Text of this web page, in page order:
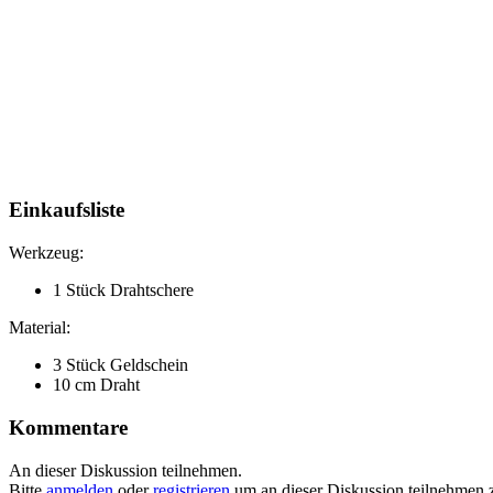
Einkaufsliste
Werkzeug:
1 Stück Drahtschere
Material:
3 Stück Geldschein
10 cm Draht
Kommentare
An dieser Diskussion teilnehmen.